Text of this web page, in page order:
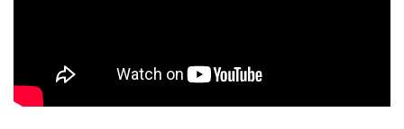
Пророка Іллі (смт. Білики)